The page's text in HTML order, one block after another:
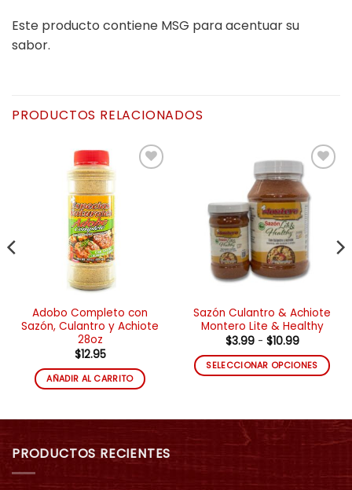
Este producto contiene MSG para acentuar su
sabor.
PRODUCTOS RELACIONADOS
Adobo Completo con
Sazón, Culantro y Achiote
28oz
$12.95
AÑADIR AL CARRITO
Añadir
a la
lista de
deseos
Sazón Culantro & Achiote
Montero Lite & Healthy
$3.99 - $10.99Rango
precios:
desde
$3.99
SELECCIONAR OPCIONES
tiene
múltiples
variantes.
PRODUCTOS RECIENTES